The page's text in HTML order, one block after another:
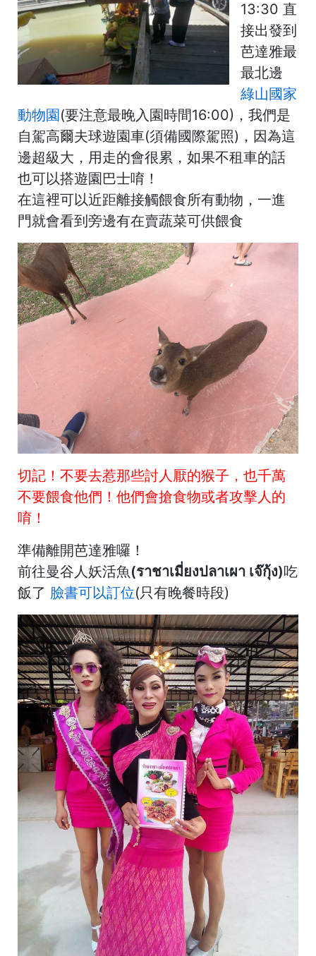
13:30 直
接出發到
芭達雅最
最北邊
綠山國家
動物園(要注意最晚入園時間16:00)，我們是
自駕高爾夫球遊園車(須備國際駕照)，因為這
邊超級大，用走的會很累，如果不租車的話
也可以搭遊園巴士唷！
在這裡可以近距離接觸餵食所有動物，一進
門就會看到旁邊有在賣蔬菜可供餵食
切記！不要去惹那些討人厭的猴子，也千萬
不要餵食他們！ 他們會搶食物或者攻擊人的
唷！
準備離開芭達雅囉！
前往曼谷人妖活魚(ราชาเมี่ยงปลาเผา เจ๊กุ้ง)吃
飯了 臉書可以訂位(只有晚餐時段)